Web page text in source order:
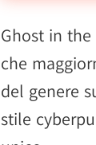
Ghost in
che
del genere
stile